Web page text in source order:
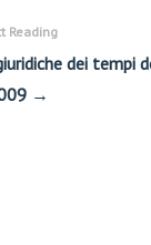
Reading
dei tempi
→